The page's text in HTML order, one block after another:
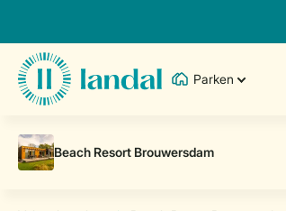
Parken